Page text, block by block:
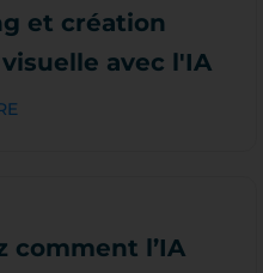
et création
avec l'IA
comment l’IA